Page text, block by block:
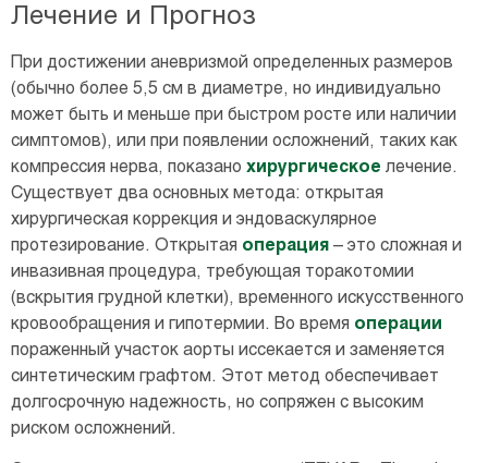
Лечение и Прогноз
При достижении аневризмой определенных размеров
(обычно более 5,5 см в диаметре, но индивидуально
может быть и меньше при быстром росте или наличии
симптомов), или при появлении осложнений, таких как
компрессия нерва, показано хирургическое лечение.
Существует два основных метода: открытая
хирургическая коррекция и эндоваскулярное
протезирование. Открытая операция – это сложная и
инвазивная процедура, требующая торакотомии
(вскрытия грудной клетки), временного искусственного
кровообращения и гипотермии. Во время операции
пораженный участок аорты иссекается и заменяется
синтетическим графтом. Этот метод обеспечивает
долгосрочную надежность, но сопряжен с высоким
риском осложнений.